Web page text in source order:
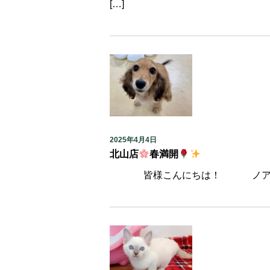
[…]
2025年4月4日
北山店 春満開
皆様こんにちは！ ノアズ